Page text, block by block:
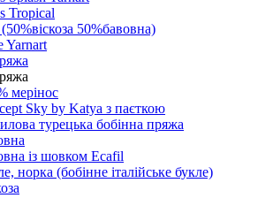
Tropical
50%бавовна)
Yarnart
мерінос
Sky by Katya з паєткою
турецька бобінна пряжа
із шовком Ecafil
норка (бобінне італійське букле)